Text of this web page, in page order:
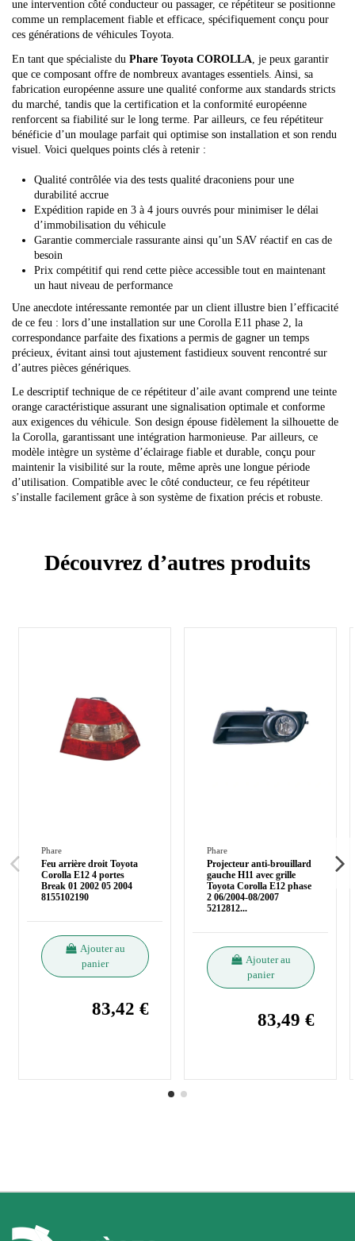
une intervention côté conducteur ou passager, ce répétiteur se positionne
comme un remplacement fiable et efficace, spécifiquement conçu pour
ces générations de véhicules Toyota.
En tant que spécialiste du Phare Toyota COROLLA , je peux garantir
que ce composant offre de nombreux avantages essentiels. Ainsi, sa
fabrication européenne assure une qualité conforme aux standards stricts
du marché, tandis que la certification et la conformité européenne
renforcent sa fiabilité sur le long terme. Par ailleurs, ce feu répétiteur
bénéficie d’un moulage parfait qui optimise son installation et son rendu
visuel. Voici quelques points clés à retenir :
Qualité contrôlée via des tests qualité draconiens pour une
durabilité accrue
Expédition rapide en 3 à 4 jours ouvrés pour minimiser le délai
d’immobilisation du véhicule
Garantie commerciale rassurante ainsi qu’un SAV réactif en cas de
besoin
Prix compétitif qui rend cette pièce accessible tout en maintenant
un haut niveau de performance
Une anecdote intéressante remontée par un client illustre bien l’efficacité
de ce feu : lors d’une installation sur une Corolla E11 phase 2, la
correspondance parfaite des fixations a permis de gagner un temps
précieux, évitant ainsi tout ajustement fastidieux souvent rencontré sur
d’autres pièces génériques.
Le descriptif technique de ce répétiteur d’aile avant comprend une teinte
orange caractéristique assurant une signalisation optimale et conforme
aux exigences du véhicule. Son design épouse fidèlement la silhouette de
la Corolla, garantissant une intégration harmonieuse. Par ailleurs, ce
modèle intègre un système d’éclairage fiable et durable, conçu pour
maintenir la visibilité sur la route, même après une longue période
d’utilisation. Compatible avec le côté conducteur, ce feu répétiteur
s’installe facilement grâce à son système de fixation précis et robuste.
Découvrez d’autres produits
Phare
Feu arrière droit Toyota
Corolla E12 4 portes
Break 01 2002 05 2004
8155102190
Ajouter au
panier
83,42 €
Phare
Projecteur anti-brouillard
gauche H11 avec grille
Toyota Corolla E12 phase
2 06/2004-08/2007
5212812...
Ajouter au
panier
83,49 €